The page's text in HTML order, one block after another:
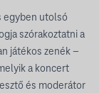
egyben utolsó
szórakoztatni a
játékos zenék –
a koncert
és moderátor